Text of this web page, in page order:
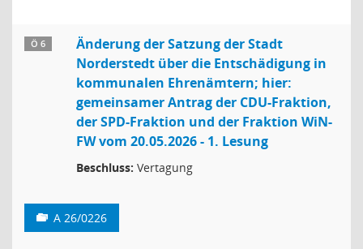
Ö 6
Änderung der Satzung der Stadt
Norderstedt über die Entschädigung in
kommunalen Ehrenämtern; hier:
gemeinsamer Antrag der CDU-Fraktion,
der SPD-Fraktion und der Fraktion WiN-
FW vom 20.05.2026 - 1. Lesung
Beschluss: Vertagung
A 26/0226